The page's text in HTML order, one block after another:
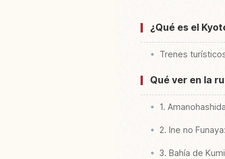
¿Qué es el
Trenes
Qué ver en la
1.
2. Ine no
3. Bahía de